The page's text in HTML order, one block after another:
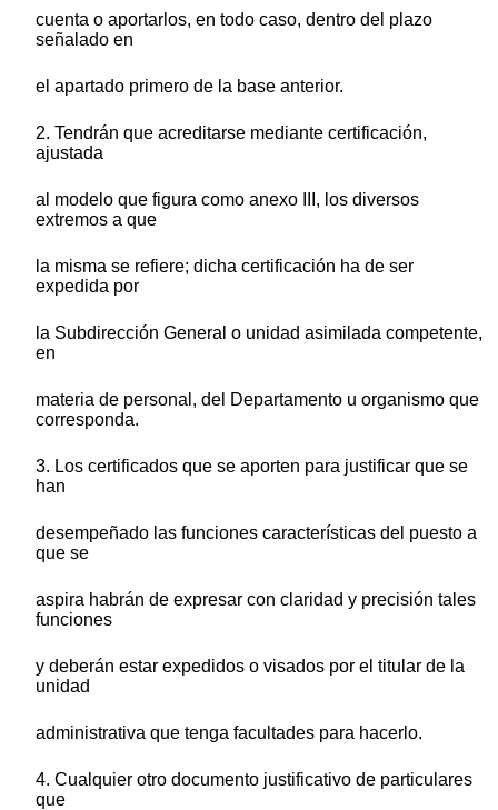
cuenta o aportarlos, en todo caso, dentro del plazo
señalado en
el apartado primero de la base anterior.
2. Tendrán que acreditarse mediante certificación,
ajustada
al modelo que figura como anexo III, los diversos
extremos a que
la misma se refiere; dicha certificación ha de ser
expedida por
la Subdirección General o unidad asimilada competente,
en
materia de personal, del Departamento u organismo que
corresponda.
3. Los certificados que se aporten para justificar que se
han
desempeñado las funciones características del puesto a
que se
aspira habrán de expresar con claridad y precisión tales
funciones
y deberán estar expedidos o visados por el titular de la
unidad
administrativa que tenga facultades para hacerlo.
4. Cualquier otro documento justificativo de particulares
que